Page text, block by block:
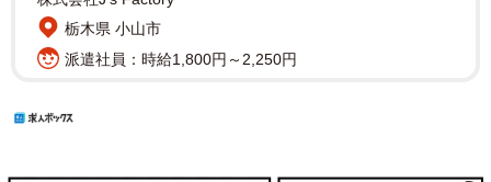
栃木県 小山市
派遣社員：時給1,800円～2,250円